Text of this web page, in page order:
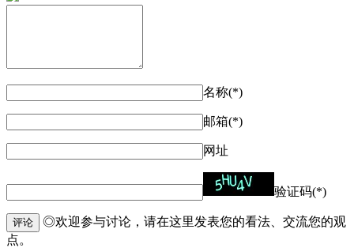
名称(*)
邮箱(*)
网址
验证码(*)
评论
◎欢迎参与讨论，请在这里发表您的看法、交流您的观
点。